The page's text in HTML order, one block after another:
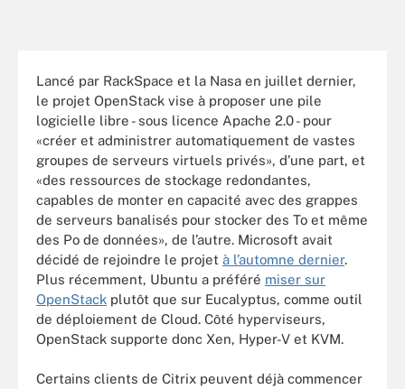
Lancé par RackSpace et la Nasa en juillet dernier,
le projet OpenStack vise à proposer une pile
logicielle libre - sous licence Apache 2.0 - pour
«créer et administrer automatiquement de vastes
groupes de serveurs virtuels privés», d’une part, et
«des ressources de stockage redondantes,
capables de monter en capacité avec des grappes
de serveurs banalisés pour stocker des To et même
des Po de données», de l’autre. Microsoft avait
décidé de rejoindre le projet à l’automne dernier.
Plus récemment, Ubuntu a préféré miser sur
OpenStack plutôt que sur Eucalyptus, comme outil
de déploiement de Cloud. Côté hyperviseurs,
OpenStack supporte donc Xen, Hyper-V et KVM.
Certains clients de Citrix peuvent déjà commencer